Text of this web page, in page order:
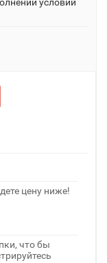
цену ниже!
что бы